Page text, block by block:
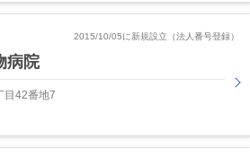
2015/10/05に新規設立（法人番号登録）
病院
目42番地7